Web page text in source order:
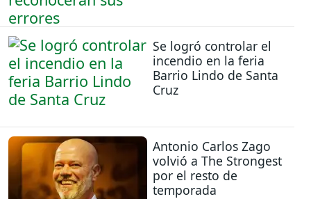
Se logró controlar el
incendio en la feria
Barrio Lindo de Santa
Cruz
Antonio Carlos Zago
volvió a The Strongest
por el resto de
temporada